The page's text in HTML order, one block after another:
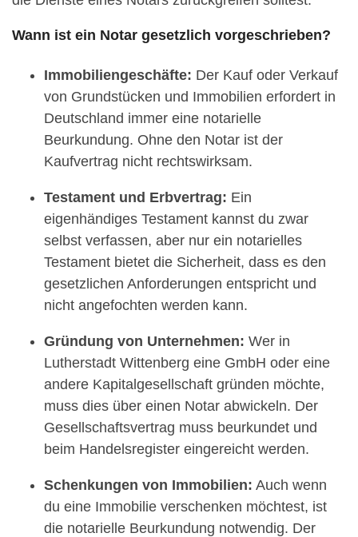
Wann ist ein Notar gesetzlich vorgeschrieben?
Immobiliengeschäfte: Der Kauf oder Verkauf
von Grundstücken und Immobilien erfordert in
Deutschland immer eine notarielle
Beurkundung. Ohne den Notar ist der
Kaufvertrag nicht rechtswirksam.
Testament und Erbvertrag: Ein
eigenhändiges Testament kannst du zwar
selbst verfassen, aber nur ein notarielles
Testament bietet die Sicherheit, dass es den
gesetzlichen Anforderungen entspricht und
nicht angefochten werden kann.
Gründung von Unternehmen: Wer in
Lutherstadt Wittenberg eine GmbH oder eine
andere Kapitalgesellschaft gründen möchte,
muss dies über einen Notar abwickeln. Der
Gesellschaftsvertrag muss beurkundet und
beim Handelsregister eingereicht werden.
Schenkungen von Immobilien: Auch wenn
du eine Immobilie verschenken möchtest, ist
die notarielle Beurkundung notwendig. Der